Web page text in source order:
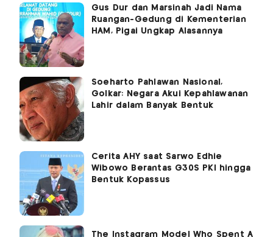
Gus Dur dan Marsinah Jadi Nama
Ruangan-Gedung di Kementerian
HAM, Pigai Ungkap Alasannya
Soeharto Pahlawan Nasional,
Golkar: Negara Akui Kepahlawanan
Lahir dalam Banyak Bentuk
Cerita AHY saat Sarwo Edhie
Wibowo Berantas G30S PKI hingga
Bentuk Kopassus